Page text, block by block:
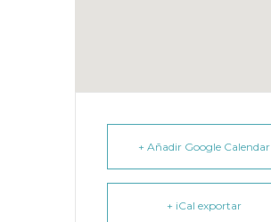
+ Añadir Google Calendar
+ iCal exportar